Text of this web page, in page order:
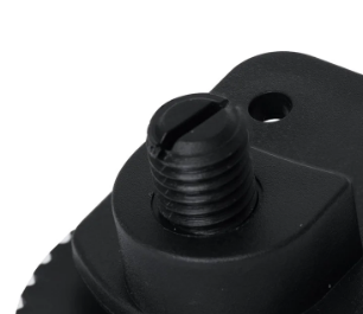
PRÍSLUŠENSTVO
OBLEČENIE
HRÁČI